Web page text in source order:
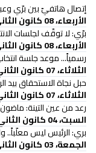
إتصال هاتفيّ بين برّي
الأربعاء، 08 كانون الثاني 2025
برّي: لا توقّف لجلسات
الأربعاء، 08 كانون الثاني 2025
رسمياً... موعد جلسة
الثلاثاء، 07 كانون الثاني 2025
حبل نجاة الاستحقاق بيد
الثلاثاء، 07 كانون الثاني 2025
رعد من عين التينة: ماضون
السبت، 04 كانون الثاني 2025
بري: الرئيس ليس معلّباً..
الجمعة، 03 كانون الثاني 2025